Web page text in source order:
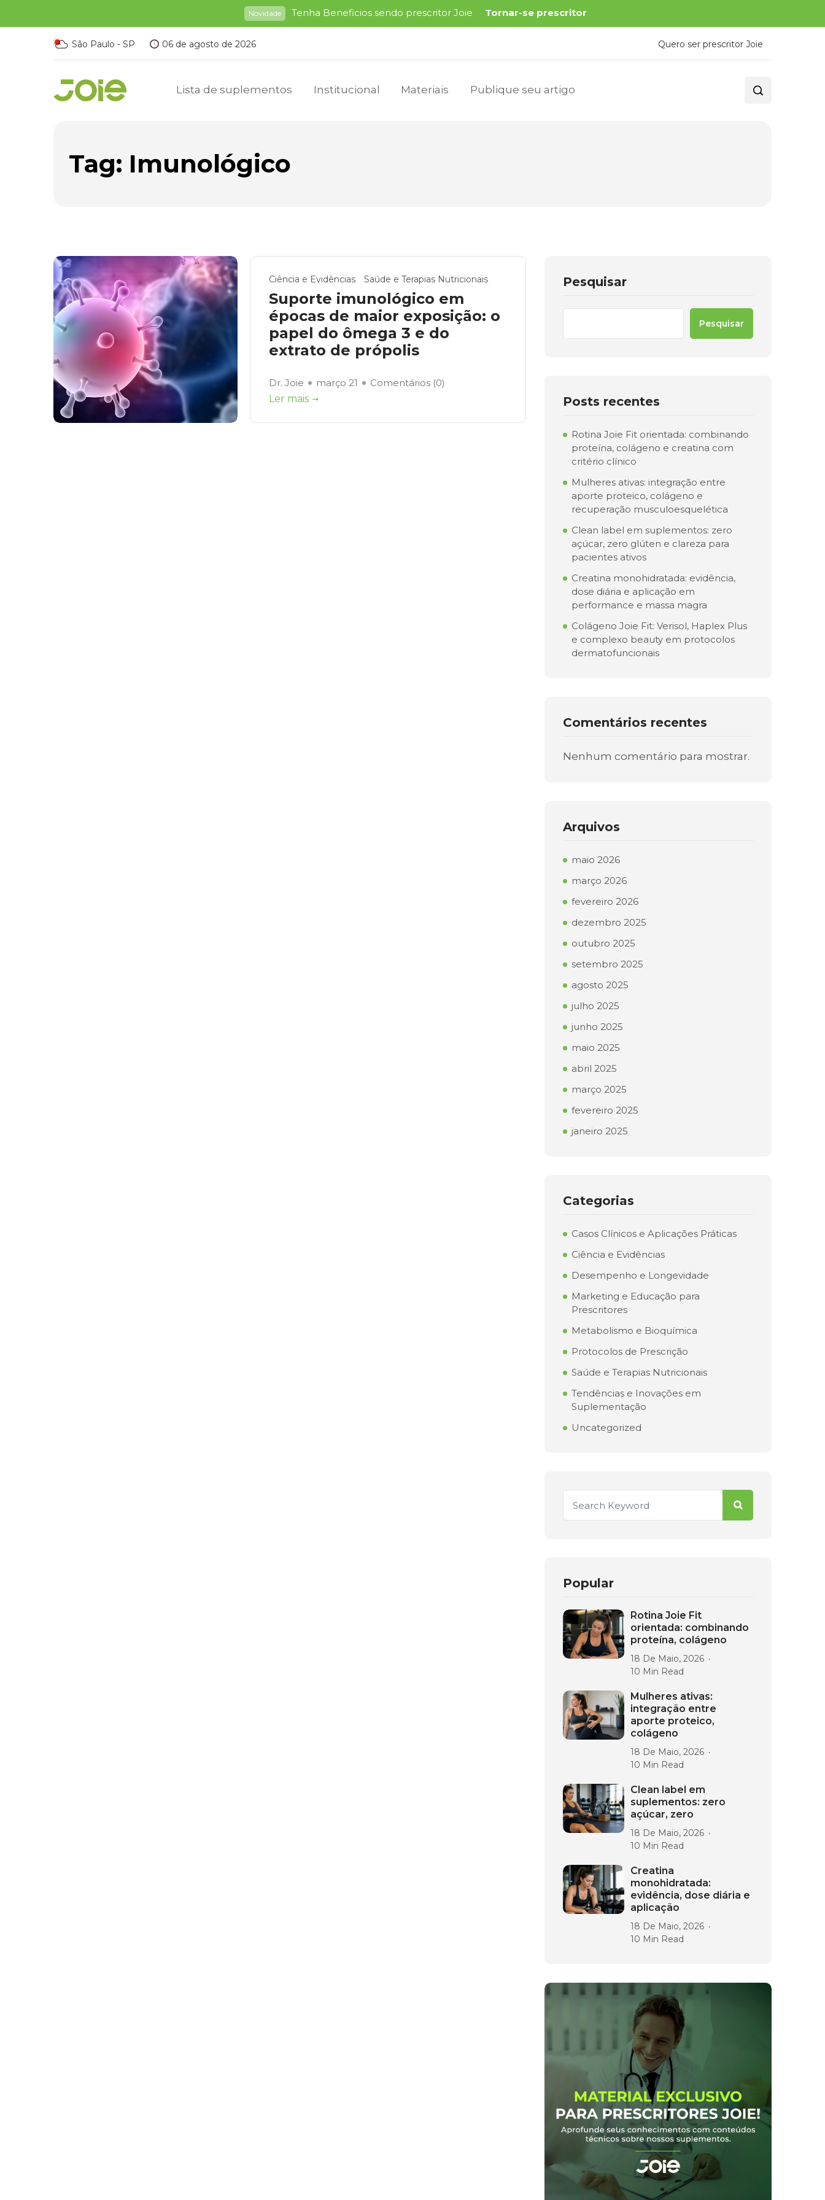
Novidade Tenha Beneficios sendo prescritor Joie Tornar-se prescritor
São Paulo - SP 06 de agosto de 2026 Quero ser prescritor Joie
Lista de suplementos Institucional Materiais Publique seu artigo
Tag: Imunológico
Ciência e Evidências Saúde e Terapias Nutricionais
Suporte imunológico em
épocas de maior exposição: o
papel do ômega 3 e do
extrato de própolis
Dr. Joie março 21 Comentários (0)
Ler mais
Pesquisar
Pesquisar
Posts recentes
Rotina Joie Fit orientada: combinando
proteína, colágeno e creatina com
critério clínico
Mulheres ativas: integração entre
aporte proteico, colágeno e
recuperação musculoesquelética
Clean label em suplementos: zero
açúcar, zero glúten e clareza para
pacientes ativos
Creatina monohidratada: evidência,
dose diária e aplicação em
performance e massa magra
Colágeno Joie Fit: Verisol, Haplex Plus
e complexo beauty em protocolos
dermatofuncionais
Comentários recentes
Nenhum comentário para mostrar.
Arquivos
maio 2026
março 2026
fevereiro 2026
dezembro 2025
outubro 2025
setembro 2025
agosto 2025
julho 2025
junho 2025
maio 2025
abril 2025
março 2025
fevereiro 2025
janeiro 2025
Categorias
Casos Clínicos e Aplicações Práticas
Ciência e Evidências
Desempenho e Longevidade
Marketing e Educação para
Prescritores
Metabolismo e Bioquímica
Protocolos de Prescrição
Saúde e Terapias Nutricionais
Tendências e Inovações em
Suplementação
Uncategorized
Popular
Rotina Joie Fit
orientada: combinando
proteína, colágeno
18 De Maio, 2026
10 Min Read
Mulheres ativas:
integração entre
aporte proteico,
colágeno
18 De Maio, 2026
10 Min Read
Clean label em
suplementos: zero
açúcar, zero
18 De Maio, 2026
10 Min Read
Creatina
monohidratada:
evidência, dose diária e
aplicação
18 De Maio, 2026
10 Min Read